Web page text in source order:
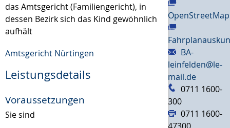
das Amtsgericht (Familiengericht), in
dessen Bezirk sich das Kind gewöhnlich
aufhält
Amtsgericht Nürtingen
Leistungsdetails
Voraussetzungen
Sie sind
OpenStreetMap
BA-
leinfelden@le-
mail.de
0711 1600-
300
0711 1600-